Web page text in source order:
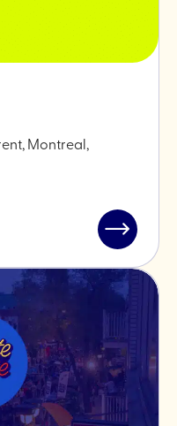
Montreal,
Lire
l'article
"Bakano"